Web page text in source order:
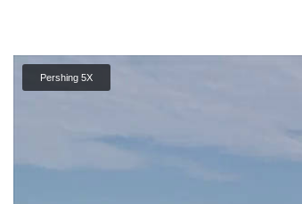
Pershing 5X